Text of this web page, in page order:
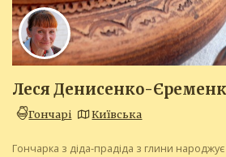
Леся Денисенко-
Гончарі Київська
Гончарка з діда-прадіда з глини